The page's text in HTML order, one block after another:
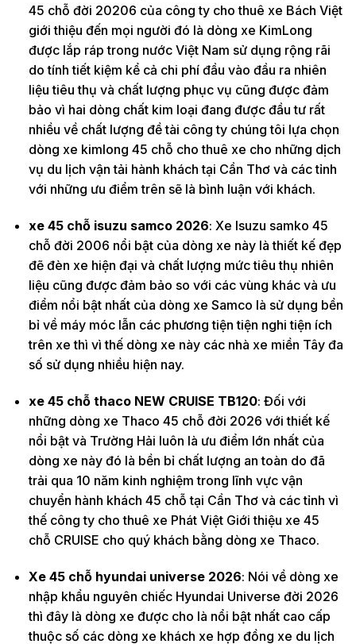
45 chỗ đời 20206 của công ty cho thuê xe Bách Việt
giới thiệu đến mọi người đó là dòng xe KimLong
được lắp ráp trong nước Việt Nam sử dụng rộng rãi
do tính tiết kiệm kể cả chi phí đầu vào đầu ra nhiên
liệu tiêu thụ và chất lượng phục vụ cũng được đảm
bảo vì hai dòng chất kim loại đang được đầu tư rất
nhiều về chất lượng đề tài công ty chúng tôi lựa chọn
dòng xe kimlong 45 chỗ cho thuê xe cho những dịch
vụ du lịch vận tải hành khách tại Cần Thơ và các tỉnh
với những ưu điểm trên sẽ là bình luận với khách.
xe 45 chỗ isuzu samco 2026: Xe Isuzu samko 45
chỗ đời 2006 nổi bật của dòng xe này là thiết kế đẹp
đẽ đèn xe hiện đại và chất lượng mức tiêu thụ nhiên
liệu cũng được đảm bảo so với các vùng khác và ưu
điểm nổi bật nhất của dòng xe Samco là sử dụng bền
bỉ về máy móc lẫn các phương tiện tiện nghi tiện ích
trên xe thì vì thế dòng xe này các nhà xe miền Tây đa
số sử dụng nhiều hiện nay.
xe 45 chỗ thaco NEW CRUISE TB120: Đối với
những dòng xe Thaco 45 chỗ đời 2026 với thiết kế
nổi bật và Trường Hải luôn là ưu điểm lớn nhất của
dòng xe này đó là bền bỉ chất lượng an toàn do đã
trải qua 10 năm kinh nghiệm trong lĩnh vực vận
chuyển hành khách 45 chỗ tại Cần Thơ và các tỉnh vì
thế công ty cho thuê xe Phát Việt Giới thiệu xe 45
chỗ CRUISE cho quý khách bằng dòng xe Thaco.
Xe 45 chỗ hyundai universe 2026: Nói về dòng xe
nhập khẩu nguyên chiếc Hyundai Universe đời 2026
thì đây là dòng xe được cho là nổi bật nhất cao cấp
thuộc số các dòng xe khách xe hợp đồng xe du lịch